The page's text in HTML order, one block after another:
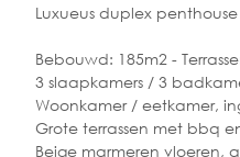
Luxueus duplex
Bebouwd: 185m2 -
3 slaapkamers / 3
Woonkamer / eetkamer,
Grote terrassen met bbq
Beige marmeren vloeren,